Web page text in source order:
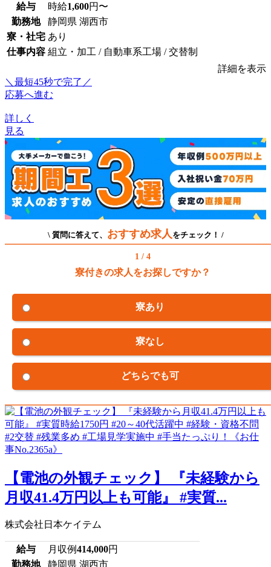
給与 時給1,600円〜
勤務地
静岡県 湖西市
寮・社宅 あり
仕事内容 組立・加工 / 自動車系工場 / 交替制
詳細を表示
＼最短45秒で完了／
応募へ進む
詳しく
見る
\ 質問に答えて、 おすすめ求人 をチェック！ /
1 / 4
寮付きの求人をお探しですか？
寮あり
寮なし
どちらでも可
【電池の外観チェック】 『未経験から
月収41.4万円以上も可能』 #実質...
株式会社日本ケイテム
給与 月収例414,000円
勤務地
静岡県 湖西市